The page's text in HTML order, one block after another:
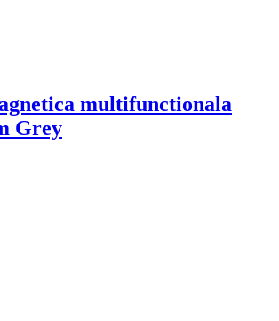
multifunctionala
Grey